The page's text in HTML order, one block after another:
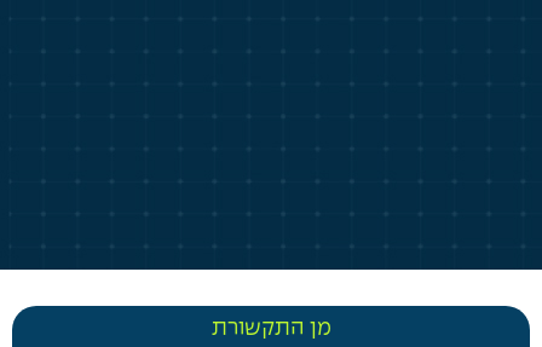
מן התקשורת